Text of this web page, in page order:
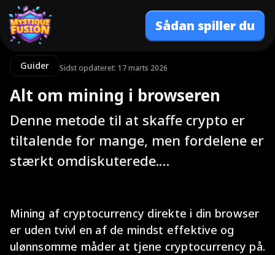
Sådan spiller du
Guider Sidst opdateret: 17 marts 2026
Alt om mining i browseren
Denne metode til at skaffe crypto er
tiltalende for mange, men fordelene er
stærkt omdiskuterede.…
Mining af cryptocurrency direkte i din browser
er uden tvivl en af de mindst effektive og
ulønnsomme måder at tjene cryptocurrency på.